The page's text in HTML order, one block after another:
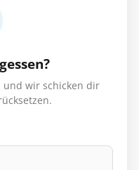
und wir schicken dir